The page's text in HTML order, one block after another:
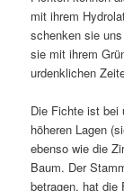
mit ihrem
schenken sie
sie mit ihrem
urdenklichen
Die Fichte ist bei
höheren Lagen
ebenso wie die
Baum. Der
betragen, hat die